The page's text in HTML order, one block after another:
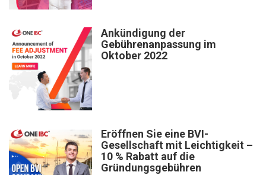
Ankündigung der
Gebührenanpassung im
Oktober 2022
Eröffnen Sie eine BVI-
Gesellschaft mit Leichtigkeit –
10 % Rabatt auf die
Gründungsgebühren